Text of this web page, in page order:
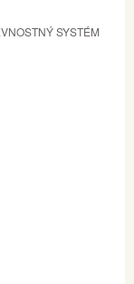
SYSTÉM